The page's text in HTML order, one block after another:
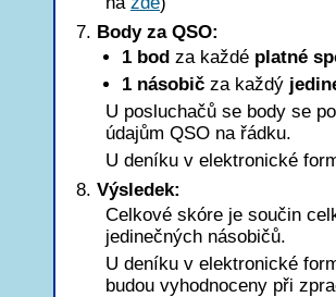
Body za QSO:
1 bod za každé platné
1 násobič za každý
U posluchačů se body se
údajům QSO na řádku.
U deníku v elektronické
Výsledek:
Celkové skóre je součin
jedinečných násobičů.
U deníku v elektronické
budou vyhodnoceny při